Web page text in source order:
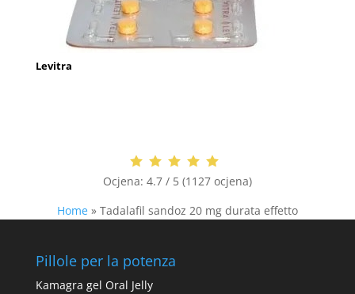
Levitra
Ocjena: 4.7 / 5 (1127 ocjena)
Home » Tadalafil sandoz 20 mg durata effetto
Pillole per la potenza
Kamagra gel Oral Jelly